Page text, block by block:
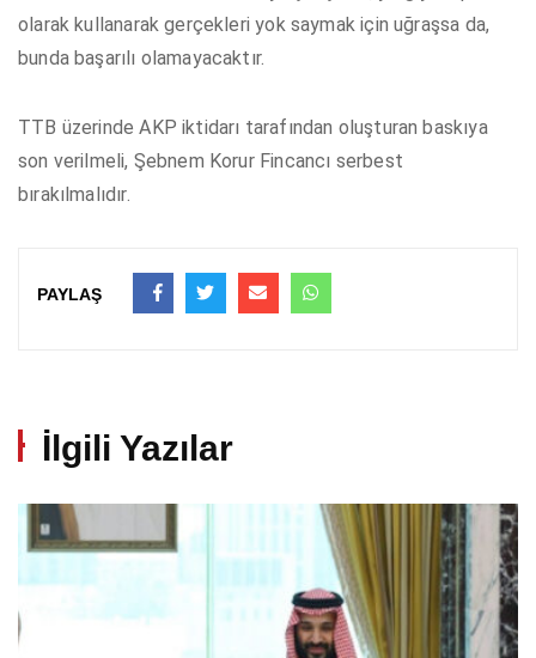
olarak kullanarak gerçekleri yok saymak için uğraşsa da,
bunda başarılı olamayacaktır.
TTB üzerinde AKP iktidarı tarafından oluşturan baskıya
son verilmeli, Şebnem Korur Fincancı serbest
bırakılmalıdır.
PAYLAŞ
İlgili Yazılar